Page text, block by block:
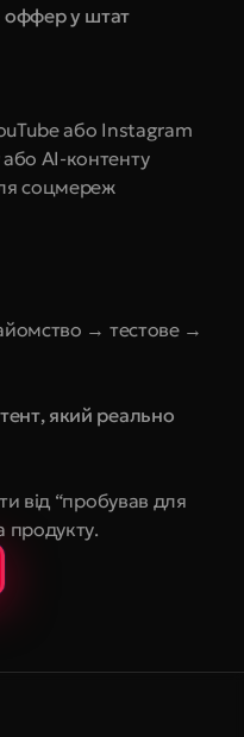
оффер у штат
або Instagram
AI-контенту
соцмереж
→ тестове →
який реально
від “пробував для
продукту.